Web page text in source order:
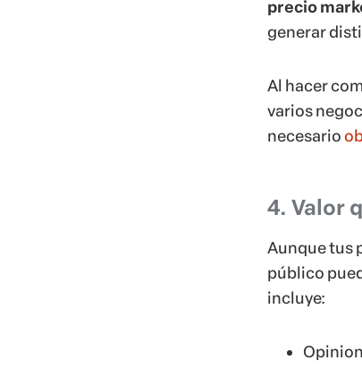
precio
generar
Al hacer
varios
necesario
4. Valor
Aunque tus
público
incluye: